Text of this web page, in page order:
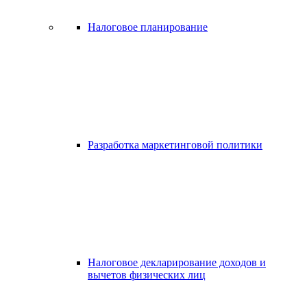
Налоговое планирование
Разработка маркетинговой политики
Налоговое декларирование доходов и
вычетов физических лиц